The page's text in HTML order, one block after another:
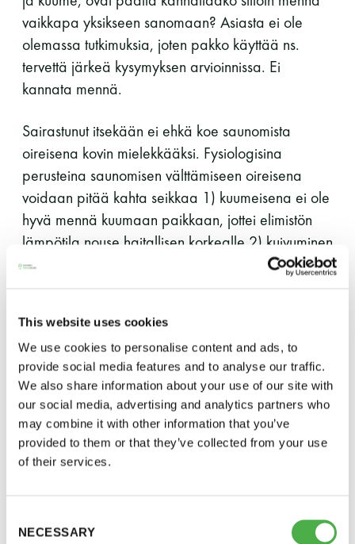
This website uses cookies
We use cookies to personalise content and ads, to
provide social media features and to analyse our traffic.
We also share information about your use of our site with
our social media, advertising and analytics partners who
may combine it with other information that you’ve
provided to them or that they’ve collected from your use
of their services.
Selection
NECESSARY
vaikkapa yksikseen sanomaan? Asiasta ei ole
olemassa tutkimuksia, joten pakko käyttää ns.
tervettä järkeä kysymyksen arvioinnissa. Ei
kannata mennä.
Sairastunut itsekään ei ehkä koe saunomista
oireisena kovin mielekkääksi. Fysiologisina
perusteina saunomisen välttämiseen oireisena
voidaan pitää kahta seikkaa 1) kuumeisena ei ole
hyvä mennä kuumaan paikkaan, jottei elimistön
lämpötila nouse haitallisen korkealle 2) kuivuminen
voi lisätä koronan komplikaatioita, muun muassa
puhtaudesta, mutta silloin sopivan lämpöinen
suihku riittänee.
Milloin koronaan sairastunut voi sitten mennä
saunaan? Kun oma vointi on kohentunut ja
pahimmat oireet ovat poissa tai selvästi
lieventyneet, niin ainakin yksinsaunomista voi
Koronavirus tarttuu yleensä sairastuneesta noin 1–